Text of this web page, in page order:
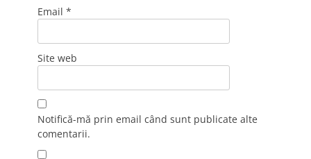
Email *
Site web
Notifică-mă prin email când sunt publicate alte
comentarii.